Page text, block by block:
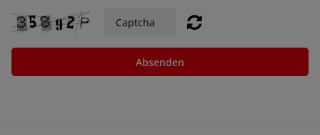
Absenden